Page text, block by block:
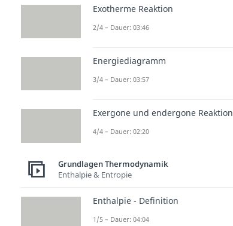
Exotherme Reaktion
2/4 – Dauer: 03:46
Energiediagramm
3/4 – Dauer: 03:57
Exergone und endergone Reaktion
4/4 – Dauer: 02:20
Grundlagen Thermodynamik
Enthalpie & Entropie
Enthalpie - Definition
1/5 – Dauer: 04:04